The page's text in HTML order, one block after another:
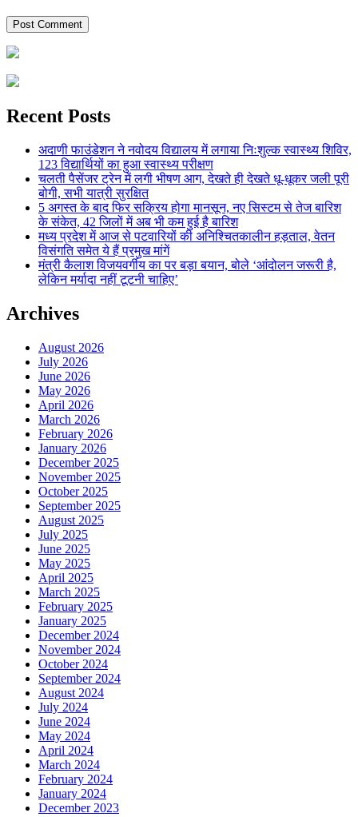
Recent Posts
अदाणी फाउंडेशन ने नवोदय विद्यालय में लगाया निःशुल्क स्वास्थ्य शिविर,
123 विद्यार्थियों का हुआ स्वास्थ्य परीक्षण
चलती पैसेंजर ट्रेन में लगी भीषण आग, देखते ही देखते धू-धूकर जली पूरी
बोगी, सभी यात्री सुरक्षित
5 अगस्त के बाद फिर सक्रिय होगा मानसून, नए सिस्टम से तेज बारिश
के संकेत, 42 जिलों में अब भी कम हुई है बारिश
मध्य प्रदेश में आज से पटवारियों की अनिश्चितकालीन हड़ताल, वेतन
विसंगति समेत ये हैं प्रमुख मांगें
मंत्री कैलाश विजयवर्गीय का पर बड़ा बयान, बोले ‘आंदोलन जरूरी है,
लेकिन मर्यादा नहीं टूटनी चाहिए’
Archives
August 2026
July 2026
June 2026
May 2026
April 2026
March 2026
February 2026
January 2026
December 2025
November 2025
October 2025
September 2025
August 2025
July 2025
June 2025
May 2025
April 2025
March 2025
February 2025
January 2025
December 2024
November 2024
October 2024
September 2024
August 2024
July 2024
June 2024
May 2024
April 2024
March 2024
February 2024
January 2024
December 2023